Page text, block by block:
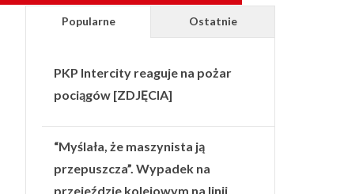
Popularne Ostatnie
PKP Intercity reaguje na pożar
pociągów [ZDJĘCIA]
“Myślała, że maszynista ją
przepuszcza”. Wypadek na
przejeździe kolejowym na linii